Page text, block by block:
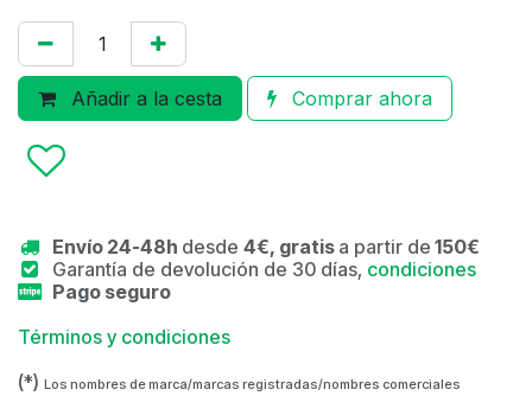
Añadir a la cesta Comprar ahora
Envío 24-48h desde 4€, gratis a partir de 150€
Garantía de devolución de 30 días, condiciones
Pago seguro
Términos y condiciones
(*) Los nombres de marca/marcas registradas/nombres comerciales